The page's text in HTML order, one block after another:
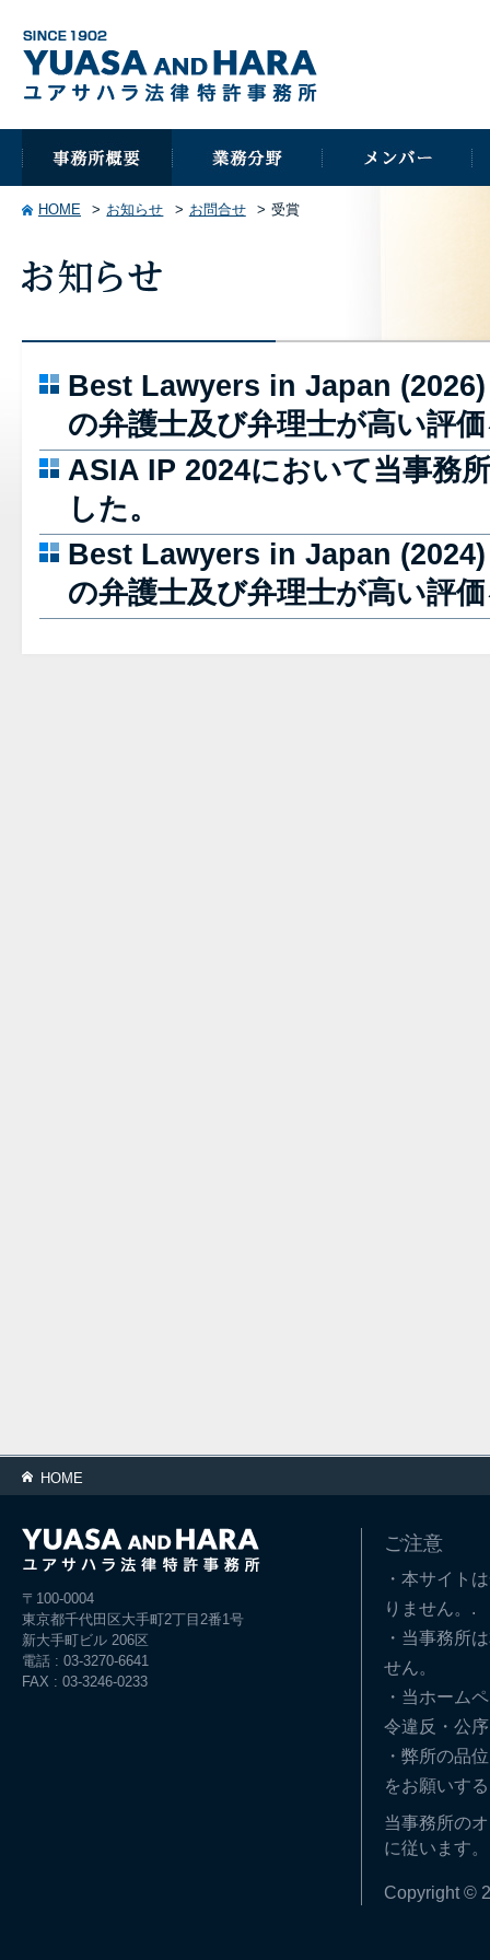
HOME お知らせ お問合せ 受賞
Best Lawyers in Japan
の弁護士及び弁理士が高い評
ASIA IP 2024において当事務
した。
Best Lawyers in Japan
の弁護士及び弁理士が高い評
HOME
〒100-0004
東京都千代田区大手町2丁目2番1号
新大手町ビル 206区
電話 : 03-3270-6641
FAX : 03-3246-0233
ご注意
・本サイト
りません。.
・当事務所
せん。
・当ホーム
令違反・公
・弊所の品
をお願いす
当事務所の
に従います。
Copyright ©